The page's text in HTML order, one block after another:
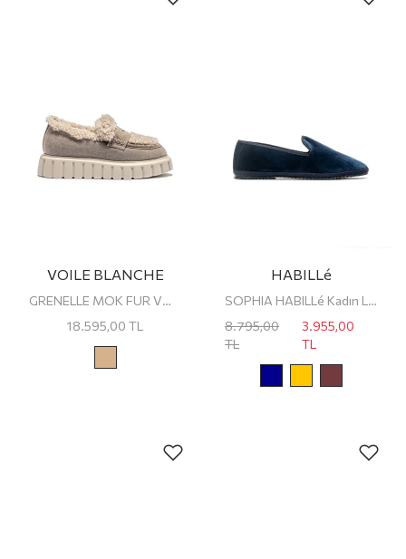
VOILE BLANCHE
GRENELLE MOK FUR VOILE BLANCHE Kadın Loafer
18.595,00 TL
HABILLé
SOPHIA HABILLé Kadın Loafer
8.795,00
TL
3.955,00
TL